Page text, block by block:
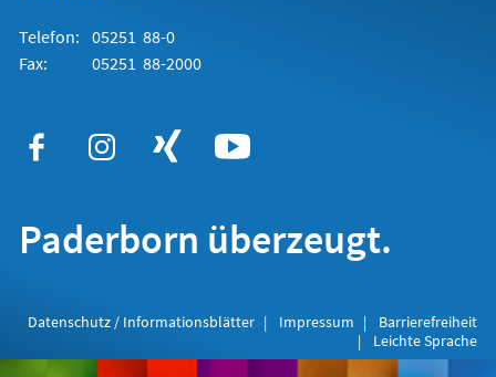
Telefon: 05251 88-0
Fax:
05251 88-2000
Paderborn überzeugt.
Datenschutz / Informationsblätter Impressum
Barrierefreiheit
Leichte Sprache